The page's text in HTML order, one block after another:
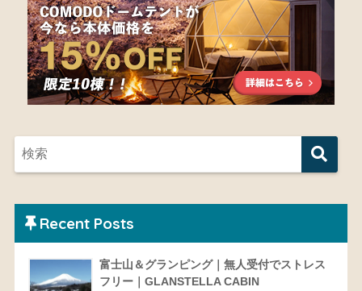
Recent Posts
富士山＆グランピング｜無人受付でストレス
フリー｜GLANSTELLA CABIN